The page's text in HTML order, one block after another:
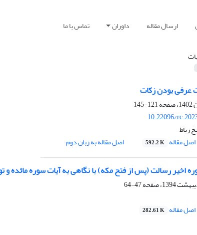
ارسال مقاله داوران تماس با ما
عرفی بودن زکات
121-145
10.22096/
رباط
اصل مقاله 592.2 K اصل مقاله به زبان دوم
اخیر رسالت (پس از فتح مکه) با نگاهی به آیات سوره مائده و
47-64
اصل مقاله 282.61 K